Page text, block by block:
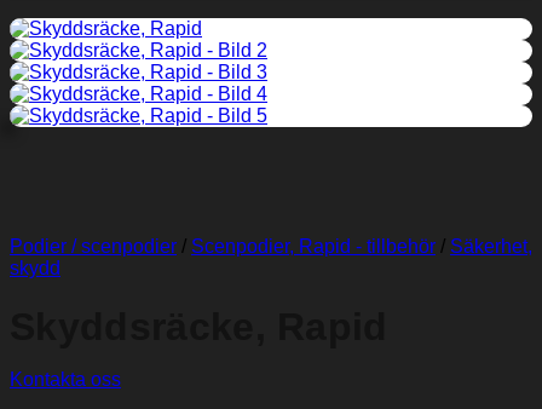
Podier / scenpodier / Scenpodier, Rapid - tillbehör / Säkerhet,
skydd
Kontakta oss